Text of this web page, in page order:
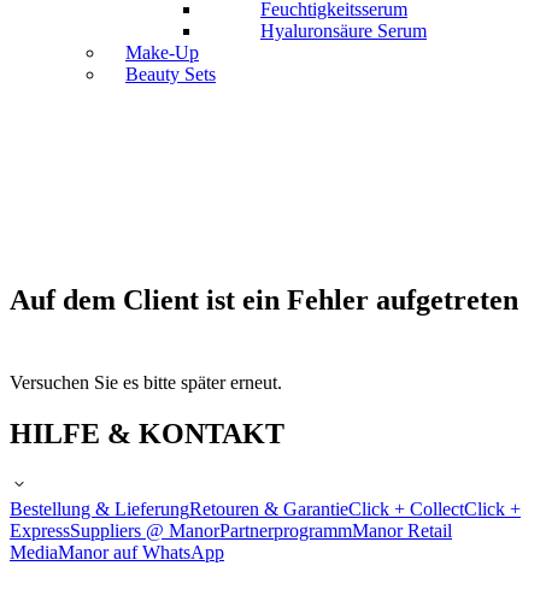
Feuchtigkeitsserum
Hyaluronsäure Serum
Make-Up
Beauty Sets
Auf dem Client ist ein Fehler aufgetreten
Versuchen Sie es bitte später erneut.
HILFE & KONTAKT
Bestellung & LieferungRetouren & GarantieClick + CollectClick +
ExpressSuppliers @ ManorPartnerprogrammManor Retail
MediaManor auf WhatsApp